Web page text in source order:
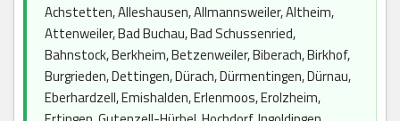
Achstetten, Alleshausen, Allmannsweiler, Altheim,
Attenweiler, Bad Buchau, Bad Schussenried,
Bahnstock, Berkheim, Betzenweiler, Biberach, Birkhof,
Burgrieden, Dettingen, Dürach, Dürmentingen, Dürnau,
Eberhardzell, Emishalden, Erlenmoos, Erolzheim,